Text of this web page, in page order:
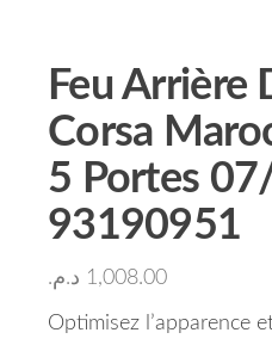
Feu Arrière
Corsa
5 Portes
93190951
1,008.00 د.م.
Optimisez l’apparence